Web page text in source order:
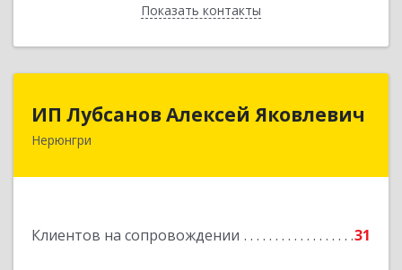
Показать контакты
Назад
ИП Лубсанов Алексей Яковлевич
Нерюнгри
Клиентов на сопровождении 31
ИП Лубсанов Алексей Яковлевич
675002, Амурская область, г. Благовещенск, ул.